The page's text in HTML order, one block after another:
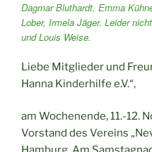
Dagmar Bluthardt, Emma
Lober, Irmela Jäger. Leider
und Louis Weise.
Liebe Mitglieder und
Hanna Kinderhilfe e.V.“,
am Wochenende, 11.-12.
Vorstand des Vereins